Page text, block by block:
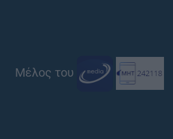
Μέλος του